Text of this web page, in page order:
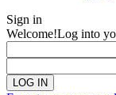
Sign in
Welcome!Log into